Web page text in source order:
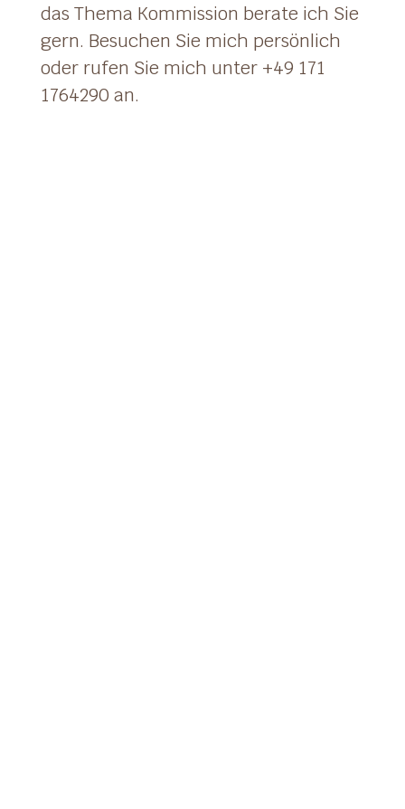
das Thema Kommission berate ich Sie
gern. Besuchen Sie mich persönlich
oder rufen Sie mich unter +49 171
1764290 an.